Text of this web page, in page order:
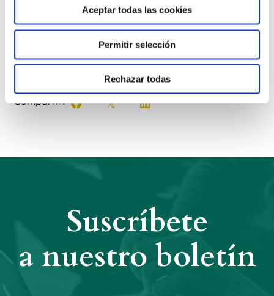
Aceptar todas las cookies
Permitir selección
Rechazar todas
www.hospitalarias.org
Compartir:
Suscríbete
a nuestro boletín